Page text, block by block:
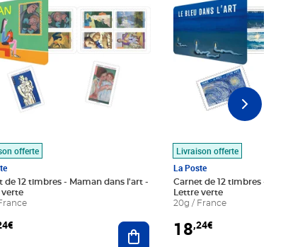
offerte
de 12 timbres - Maman dans l'art -
verte
Ajouter au panier
Livraison offerte
La Poste
Carnet de 12 timbres - Le
Lettre verte
20g / France
18,24€